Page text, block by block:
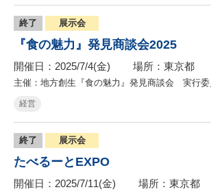
終了 展示会
『食の魅力』発見商談会2025
開催日：2025/7/4(金) 場所：東京都
主催：地方創生『食の魅力』発見商談会 実行委
経営
終了 展示会
たべるーとEXPO
開催日：2025/7/11(金) 場所：東京都